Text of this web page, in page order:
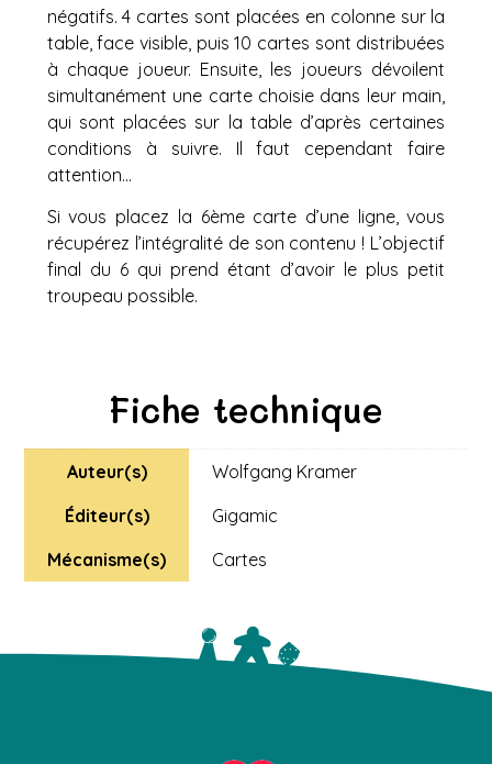
négatifs. 4 cartes sont placées en colonne sur la
table, face visible, puis 10 cartes sont distribuées
à chaque joueur. Ensuite, les joueurs dévoilent
simultanément une carte choisie dans leur main,
qui sont placées sur la table d’après certaines
conditions à suivre. Il faut cependant faire
attention…
Si vous placez la 6ème carte d’une ligne, vous
récupérez l’intégralité de son contenu ! L’objectif
final du 6 qui prend étant d’avoir le plus petit
troupeau possible.
Fiche technique
Auteur(s)
Wolfgang Kramer
Éditeur(s)
Gigamic
Mécanisme(s)
Cartes